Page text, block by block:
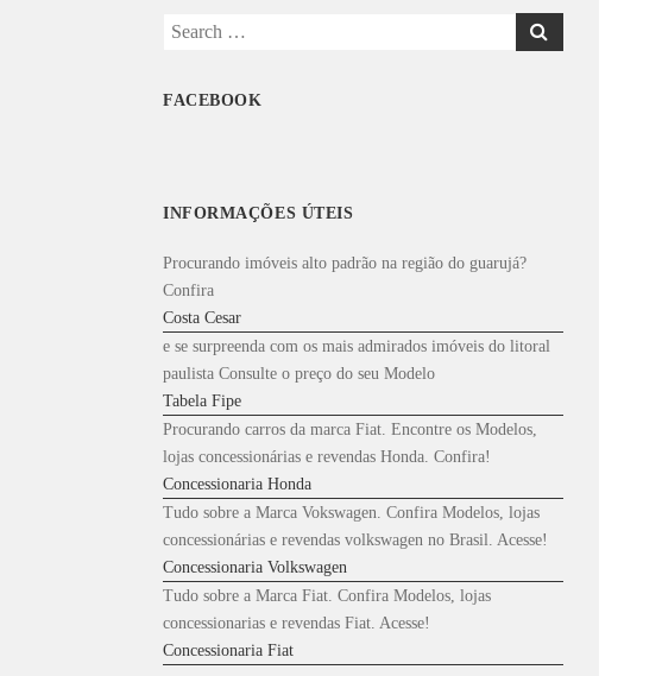
Search
FACEBOOK
INFORMAÇÕES ÚTEIS
Procurando imóveis alto padrão na região do guarujá?
Confira
Costa Cesar
e se surpreenda com os mais admirados imóveis do litoral
paulista Consulte o preço do seu Modelo
Tabela Fipe
Procurando carros da marca Fiat. Encontre os Modelos,
lojas concessionárias e revendas Honda. Confira!
Concessionaria Honda
Tudo sobre a Marca Vokswagen. Confira Modelos, lojas
concessionárias e revendas volkswagen no Brasil. Acesse!
Concessionaria Volkswagen
Tudo sobre a Marca Fiat. Confira Modelos, lojas
concessionarias e revendas Fiat. Acesse!
Concessionaria Fiat